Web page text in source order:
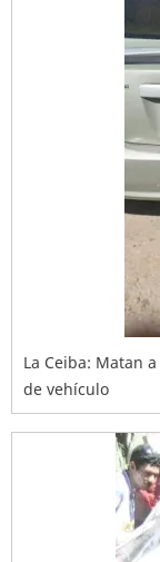
La Ceiba: Matan
de vehículo